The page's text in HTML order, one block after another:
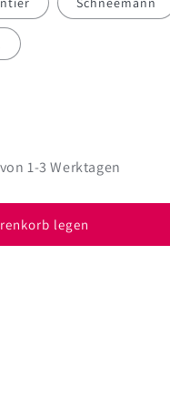
1-3 Werktagen
legen